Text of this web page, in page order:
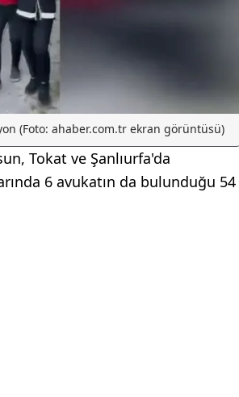
(Foto: ahaber.com.tr ekran görüntüsü)
Tokat ve Şanlıurfa'da
6 avukatın da bulunduğu 54